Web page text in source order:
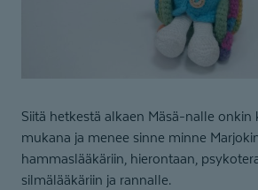
Siitä hetkestä alkaen Mäsä-nalle onkin
mukana ja menee sinne minne
hammaslääkäriin, hierontaan,
silmälääkäriin ja rannalle.